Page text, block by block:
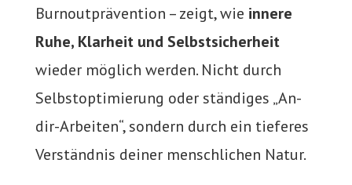
Burnoutprävention – zeigt, wie innere
Ruhe, Klarheit und Selbstsicherheit
wieder möglich werden. Nicht durch
Selbstoptimierung oder ständiges „An-
dir-Arbeiten“, sondern durch ein tieferes
Verständnis deiner menschlichen Natur.